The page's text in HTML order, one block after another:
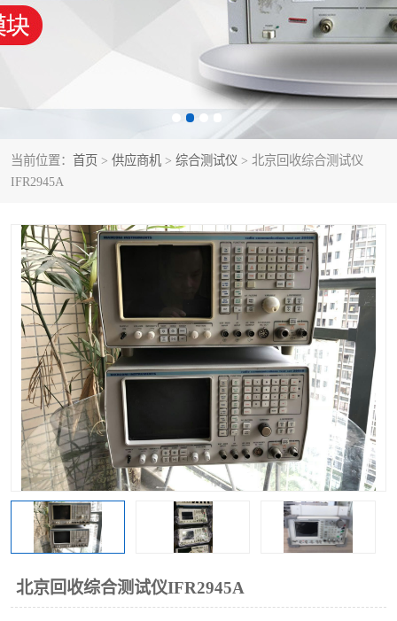
当前位置： 首页 > 供应商机 > 综合测试仪 > 北京回收综合测试仪
IFR2945A
北京回收综合测试仪IFR2945A
泰克示波器 电池测试仪
函数信号发生器
校准件
阻抗分析仪
音频分析仪